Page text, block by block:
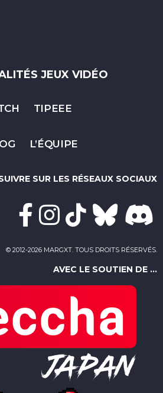
JEUX VIDÉO
TIPEEE
L’ÉQUIPE
SUR LES RÉSEAUX SOCIAUX
© 2012-2026 MARGXT. TOUS DROITS RÉSERVÉS.
AVEC LE SOUTIEN DE ...